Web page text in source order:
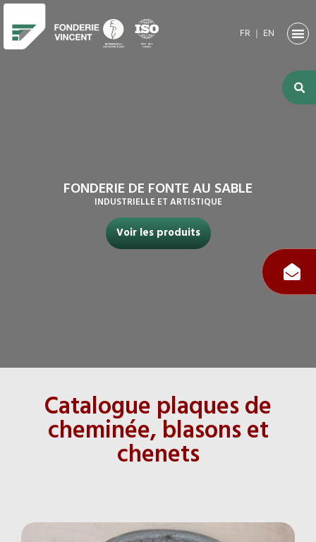
FR ｜ EN
FONDERIE DE FONTE AU SABLE
INDUSTRIELLE ET ARTISTIQUE
Voir les produits
Catalogue plaques de
cheminée, blasons et
chenets